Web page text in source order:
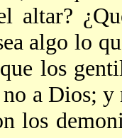
altar?
algo lo
los
a Dios; y
los